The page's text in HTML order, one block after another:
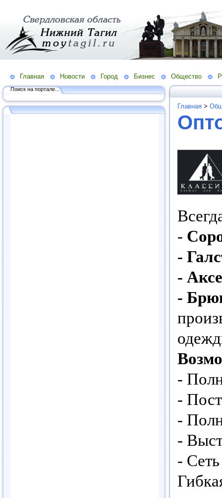
Главная Новости Город Бизнес Общество
Поиск на портале...
Главная >
-
-
-
-
-
-
-
-
-